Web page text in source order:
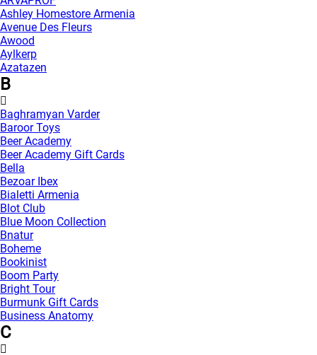
Ashley Homestore Armenia
Avenue Des Fleurs
Awood
Aylkerp
Azatazen
B
Baghramyan Varder
Baroor Toys
Beer Academy
Beer Academy Gift Cards
Bella
Bezoar Ibex
Bialetti Armenia
Blot Club
Blue Moon Collection
Bnatur
Boheme
Bookinist
Boom Party
Bright Tour
Burmunk Gift Cards
Business Anatomy
C